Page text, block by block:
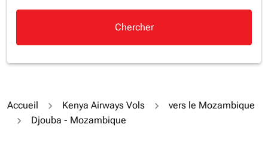
Chercher
Accueil Kenya Airways Vols
vers le Mozambique
Djouba - Mozambique